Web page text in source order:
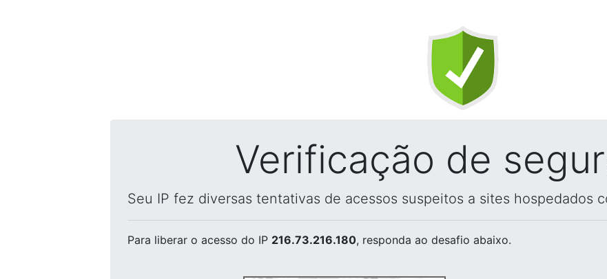
Verificação de
Seu IP fez diversas tentativas de acessos suspeitos a sites hospedados
Para liberar o acesso do IP 216.73.216.180, responda ao desafio abaixo.